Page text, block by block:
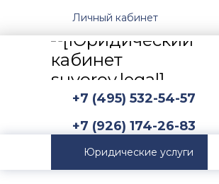
Личный кабинет
+7 (495) 532-54-57
+7 (926) 174-26-83
Юридические услуги